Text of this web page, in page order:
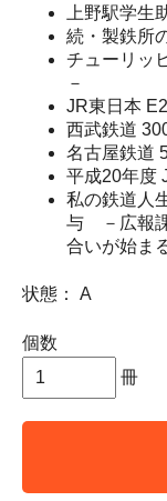
上野駅学生
続・製鉄所
チューリッ
－
JR東日本
西武鉄道
名古屋鉄道
平成20年度
私の鉄道人
与 －広報
合いが始ま
状態： A
個数
冊